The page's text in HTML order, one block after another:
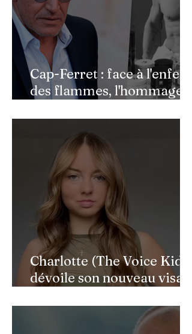
Cap-Ferret : face à l'enfer
des flammes, l'hommage
héros de l'ombre
Charlotte (The Voice Kids)
dévoile son nouveau visage
faciale : une renaissance
bouleversante pour ses 16